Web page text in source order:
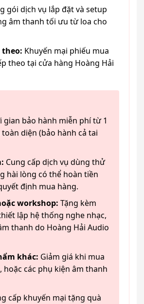
gói dịch vụ lắp đặt và setup
âm thanh tối ưu từ loa cho
theo: Khuyến mại phiếu mua
theo tại cửa hàng Hoàng Hải
gian bảo hành miễn phí từ 1
diện (bảo hành cả tai
Cung cấp dịch vụ dùng thử
hài lòng có thể hoàn tiền
định mua hàng.
workshop: Tặng kèm
lập hệ thống nghe nhạc,
thanh do Hoàng Hải Audio
khác: Giảm giá khi mua
hoặc các phụ kiện âm thanh
cấp khuyến mại tặng quà